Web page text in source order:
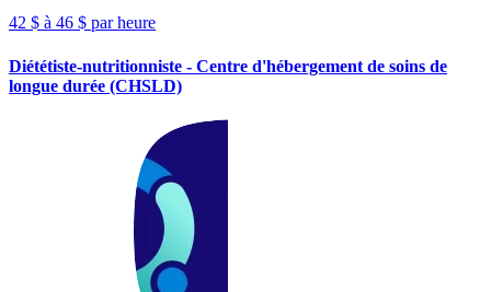
42 $ à 46 $ par heure
Diététiste-nutritionniste - Centre d'hébergement de soins de
longue durée (CHSLD)